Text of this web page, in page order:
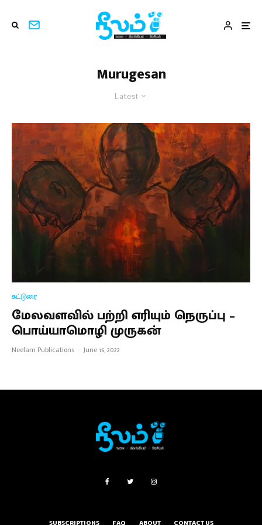
Murugesan
Latest
கட்டுரை
மேலவளவில் பற்றி எரியும் நெருப்பு –
பொய்யாமொழி முருகன்
Neelam Publications · June 16, 2022